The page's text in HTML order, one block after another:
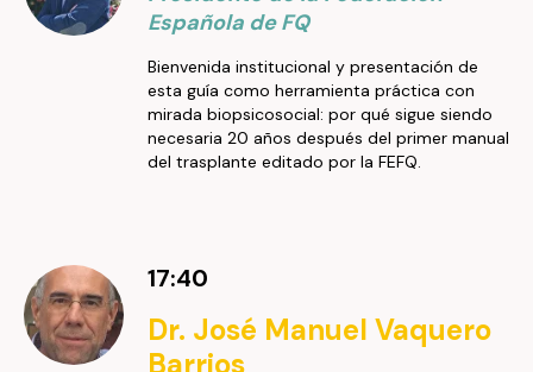
Española de FQ
Bienvenida institucional y presentación de
esta guía como herramienta práctica con
mirada biopsicosocial: por qué sigue siendo
necesaria 20 años después del primer manual
del trasplante editado por la FEFQ.
17:40
Dr. José Manuel Vaquero
Barrios